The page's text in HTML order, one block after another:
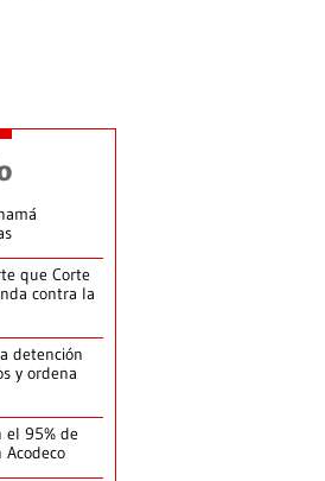
que Corte
contra la
detención
y ordena
el 95% de